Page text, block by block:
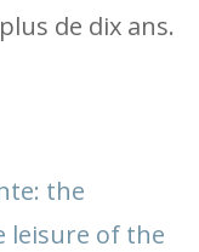
de dix ans.
the
leisure of the